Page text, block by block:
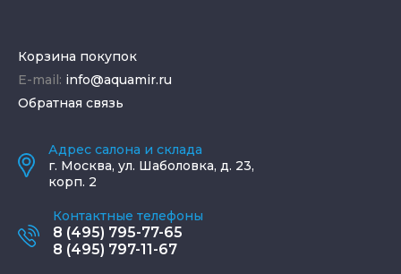
Корзина покупок
E-mail: info@aquamir.ru
Обратная связь
Адрес салона и склада
г. Москва, ул. Шаболовка, д. 23,
корп. 2
Контактные телефоны
8 (495) 795-77-65
8 (495) 797-11-67